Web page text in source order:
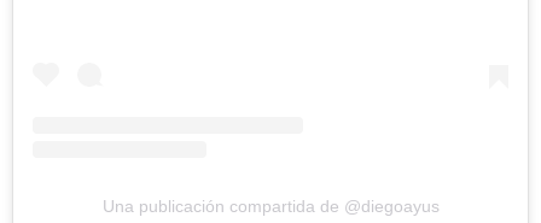
Una publicación compartida de @diegoayus